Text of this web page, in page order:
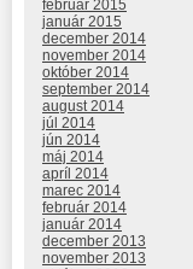
február 2015
január 2015
december 2014
november 2014
október 2014
september 2014
august 2014
júl 2014
jún 2014
máj 2014
apríl 2014
marec 2014
február 2014
január 2014
december 2013
november 2013